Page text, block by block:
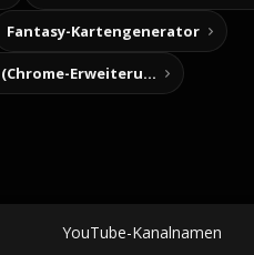
Fantasy-Kartengenerator
Story-Notizen (Chrome-Erweiterung)
YouTube-Kanalnamen